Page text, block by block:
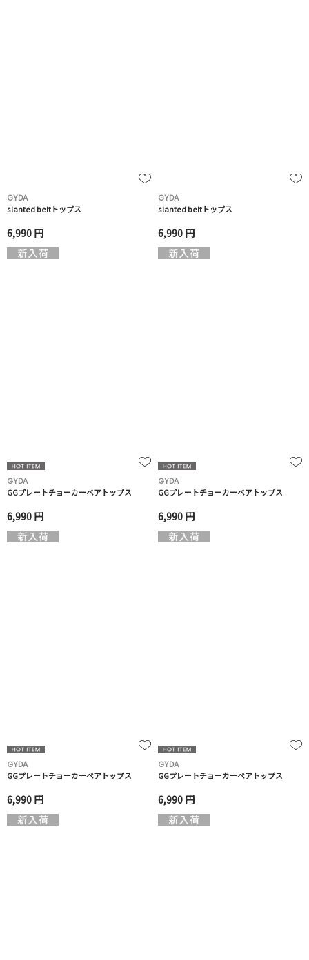
GYDA
slanted beltトップス
6,990 円
GYDA
slanted beltトップス
6,990 円
GYDA
GGプレートチョーカーベアトップス
6,990 円
GYDA
GGプレートチョーカーベアトップス
6,990 円
GYDA
GGプレートチョーカーベアトップス
6,990 円
GYDA
GGプレートチョーカーベアトップス
6,990 円